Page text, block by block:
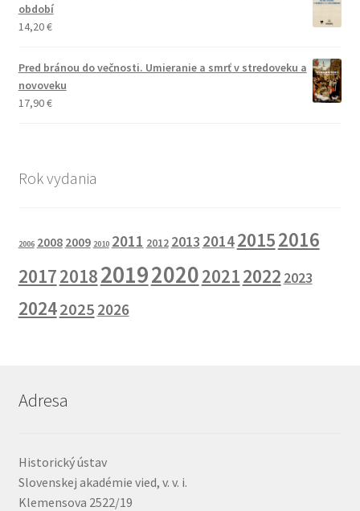
období
14,20€
Pred bránou do večnosti. Umieranie a smrť v stredoveku a
novoveku
17,90€
Rok vydania
2006 2008 2009 2010 2011 2012 2013 201420152016
201720182019202020212022 2023
20242025 2026
Adresa
Historický ústav
Slovenskej akadémie vied, v. v. i.
Klemensova 2522/19